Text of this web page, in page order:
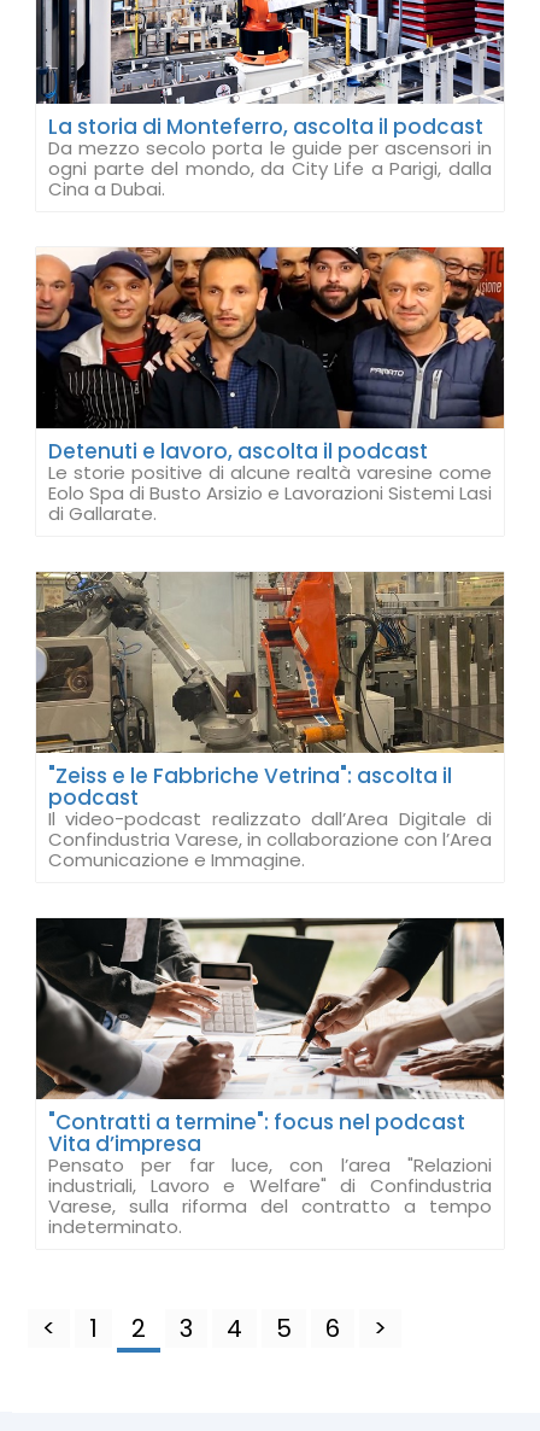
La storia di Monteferro, ascolta il podcast
Da mezzo secolo porta le guide per ascensori in
ogni parte del mondo, da City Life a Parigi, dalla
Cina a Dubai.
Detenuti e lavoro, ascolta il podcast
Le storie positive di alcune realtà varesine come
Eolo Spa di Busto Arsizio e Lavorazioni Sistemi Lasi
di Gallarate.
"Zeiss e le Fabbriche Vetrina": ascolta il
podcast
Il video-podcast realizzato dall’Area Digitale di
Confindustria Varese, in collaborazione con l’Area
Comunicazione e Immagine.
"Contratti a termine": focus nel podcast
Vita d’impresa
Pensato per far luce, con l’area "Relazioni
industriali, Lavoro e Welfare" di Confindustria
Varese, sulla riforma del contratto a tempo
indeterminato.
< 1 2 3 4 5 6 >